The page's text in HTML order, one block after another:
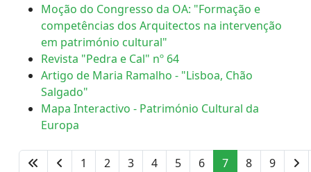
Moção do Congresso da OA: "Formação e
competências dos Arquitectos na intervenção
em património cultural"
Revista "Pedra e Cal" nº 64
Artigo de Maria Ramalho - "Lisboa, Chão
Salgado"
Mapa Interactivo - Património Cultural da
Europa
1 2 3 4 5 6 7 8 9